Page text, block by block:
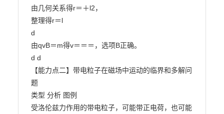
由几何关系得r＝＋l2，
整理得r＝l
d
由qvB＝m得v＝＝＝，选项B正确。
d d
【能力点二】带电粒子在磁场中运动的临界和多解问
题
类型 分析 图例
受洛伦兹力作用的带电粒子，可能带正电荷，也可能